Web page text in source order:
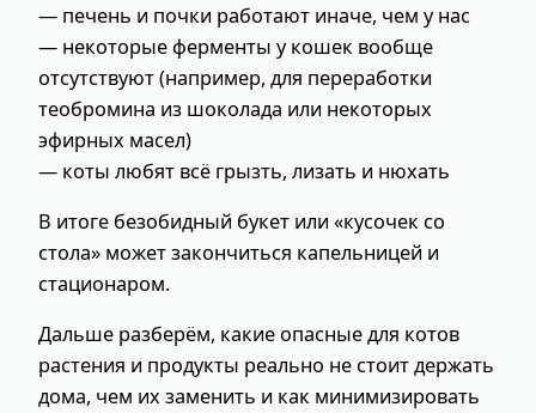
— печень и почки работают иначе, чем у нас
— некоторые ферменты у кошек вообще
отсутствуют (например, для переработки
теобромина из шоколада или некоторых
эфирных масел)
— коты любят всё грызть, лизать и нюхать
В итоге безобидный букет или «кусочек со
стола» может закончиться капельницей и
стационаром.
Дальше разберём, какие опасные для котов
растения и продукты реально не стоит держать
дома, чем их заменить и как минимизировать